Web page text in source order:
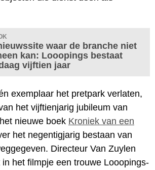
waar de branche niet
kan: Looopings bestaat
vijftien jaar
exemplaar het pretpark verlaten,
het vijftienjarig jubileum van
nieuwe boek Kroniek van een
het negentigjarig bestaan van
Directeur Van Zuylen
het filmpje een trouwe Looopings-